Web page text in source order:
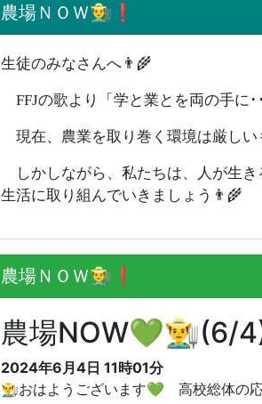
農場ＮＯＷ👨‍🌾❗️
生徒のみなさんへ👨‍🌾
FFJの歌より「学と業とを両の手に･
現在、農業を取り巻く環境は厳しい
しかしながら、私たちは、人が生き
生活に取り組んでいきましょう👨‍🌾
農場ＮＯＷ👨‍🌾❗️
農場NOW💚👨‍🌾(6/
2024年6月4日 11時01分
👨‍🌾おはようございます💚 高校総体の